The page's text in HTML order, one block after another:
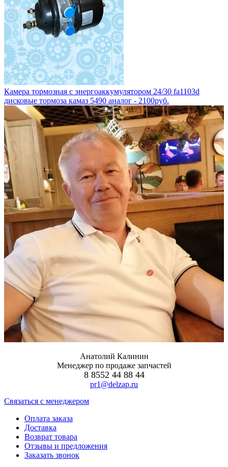
Камера тормозная с энергоаккумулятором 24/30 fa1103d
дисковые тормоза камаз 5490 аналог - 2100руб.
Анатолий Калинин
Менеджер по продаже запчастей
8 8552 44 88 44
pr1@delzap.ru
Cвязаться с менеджером
Оплата заказа
Доставка
Возврат товара
Отзывы и предложения
Заказать звонок